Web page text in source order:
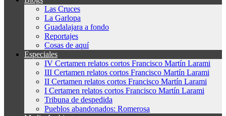
Las Cruces
La Garlopa
Guadalajara a fondo
Reportajes
Cosas de aquí
Especiales
IV Certamen relatos cortos Francisco Martín Larami
III Certamen relatos cortos Francisco Martín Larami
II Certamen relatos cortos Francisco Martín Larami
I Certamen relatos cortos Francisco Martín Larami
Tribuna de despedida
Pueblos abandonados: Romerosa